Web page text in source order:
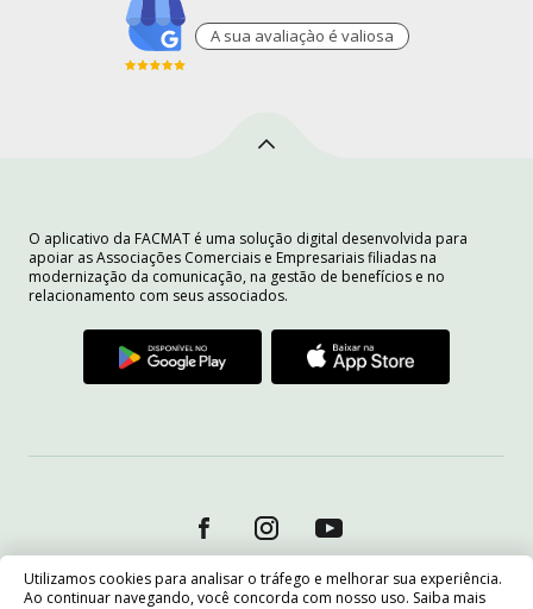
Utilizamos cookies para analisar o tráfego e melhorar sua experiência.
Ao continuar navegando, você concorda com nosso uso. Saiba mais
A sua avaliaçào é valiosa
O aplicativo da FACMAT é uma solução digital desenvolvida para
apoiar as Associações Comerciais e Empresariais filiadas na
modernização da comunicação, na gestão de benefícios e no
relacionamento com seus associados.